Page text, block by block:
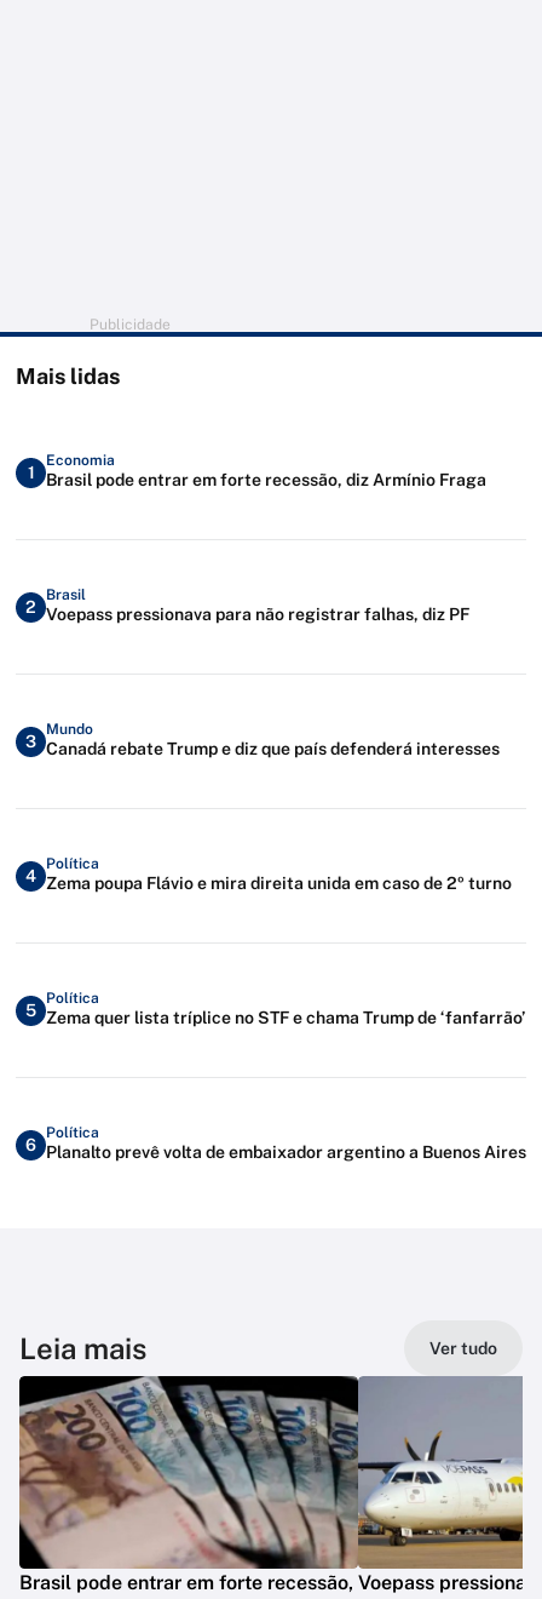
Publicidade
Mais lidas
1
Economia
Brasil pode entrar em forte recessão, diz Armínio Fraga
2
Brasil
Voepass pressionava para não registrar falhas, diz PF
3
Mundo
Canadá rebate Trump e diz que país defenderá interesses
4
Política
Zema poupa Flávio e mira direita unida em caso de 2º turno
5
Política
Zema quer lista tríplice no STF e chama Trump de ‘fanfarrão’
6
Política
Planalto prevê volta de embaixador argentino a Buenos Aires
Leia mais Ver tudo
Brasil pode entrar em forte recessão, Voepass